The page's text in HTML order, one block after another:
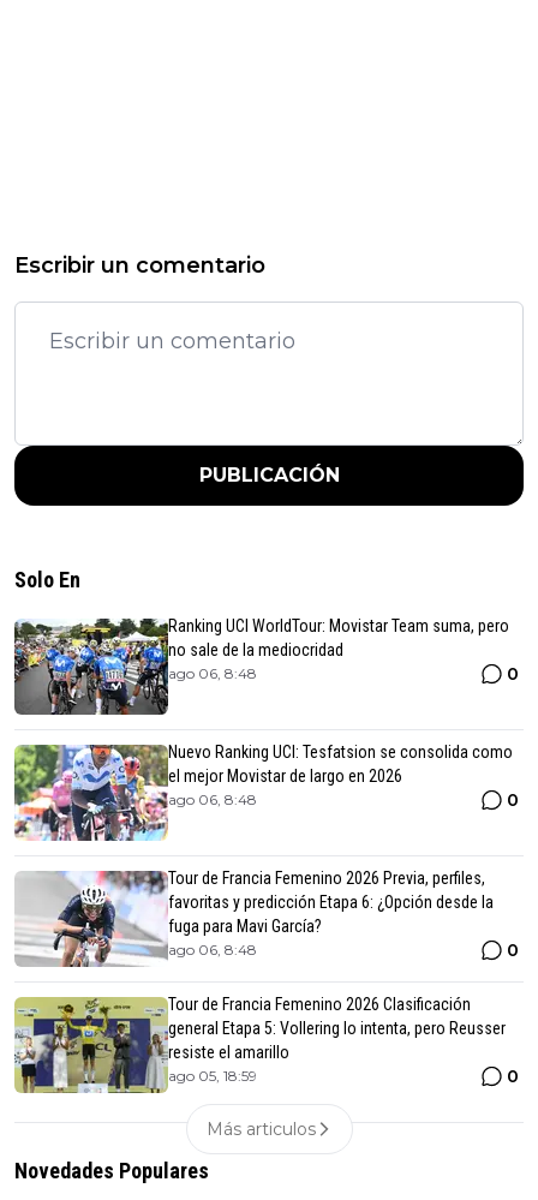
Escribir un comentario
PUBLICACIÓN
Solo En
Ranking UCI WorldTour: Movistar Team suma, pero
no sale de la mediocridad
ago 06, 8:48 0
Nuevo Ranking UCI: Tesfatsion se consolida como
el mejor Movistar de largo en 2026
ago 06, 8:48 0
Tour de Francia Femenino 2026 Previa, perfiles,
favoritas y predicción Etapa 6: ¿Opción desde la
fuga para Mavi García?
ago 06, 8:48 0
Tour de Francia Femenino 2026 Clasificación
general Etapa 5: Vollering lo intenta, pero Reusser
resiste el amarillo
ago 05, 18:59 0
Más articulos
Novedades Populares